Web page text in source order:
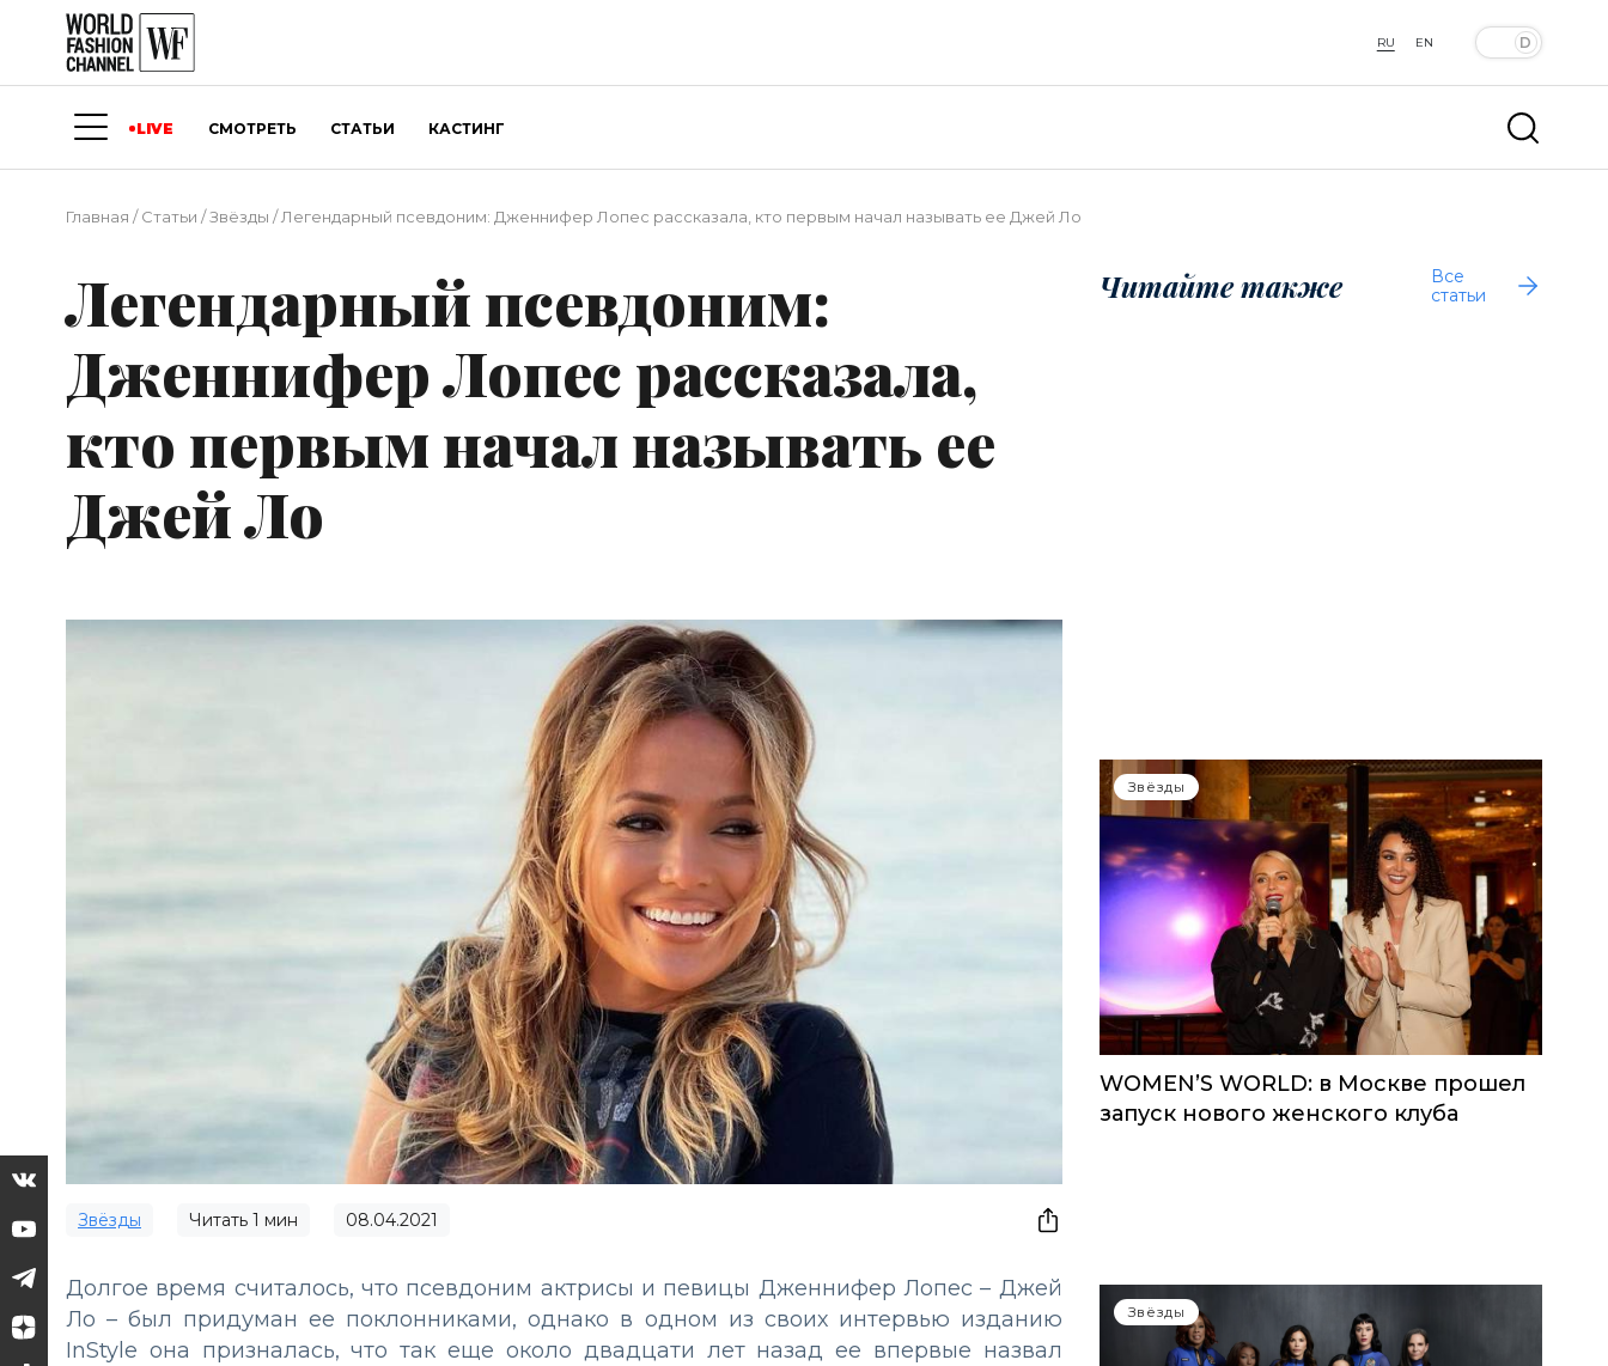
RU EN
LIVE СМОТРЕТЬ СТАТЬИ КАСТИНГ
Главная /Статьи /Звёзды /Легендарный псевдоним: Дженнифер Лопес рассказала, кто первым начал называть ее Джей Ло
Легендарный псевдоним:
Дженнифер Лопес рассказала,
кто первым начал называть ее
Джей Ло
Звёзды Читать 1 мин 08.04.2021
Долгое время считалось, что псевдоним актрисы и певицы Дженнифер Лопес – Джей
Ло – был придуман ее поклонниками, однако в одном из своих интервью изданию
InStyle она призналась, что так еще около двадцати лет назад ее впервые назвал
Читайте также
Все
статьи
Звёзды
WOMEN’S WORLD: в Москве прошел
запуск нового женского клуба
Звёзды